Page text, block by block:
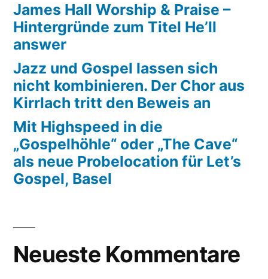
James Hall Worship & Praise –
Hintergründe zum Titel He’ll
answer
Jazz und Gospel lassen sich
nicht kombinieren. Der Chor aus
Kirrlach tritt den Beweis an
Mit Highspeed in die
„Gospelhöhle“ oder „The Cave“
als neue Probelocation für Let’s
Gospel, Basel
Neueste Kommentare